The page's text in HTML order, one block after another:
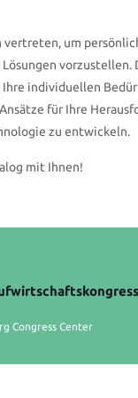
vertreten, um
vorzustellen.
individuellen
für Ihre
zu entwickeln.
mit Ihnen!
Congress Center